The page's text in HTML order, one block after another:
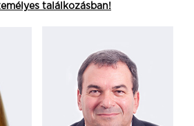
találkozásban!